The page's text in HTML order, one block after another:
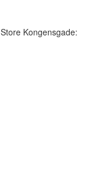
Store Kongensgade: